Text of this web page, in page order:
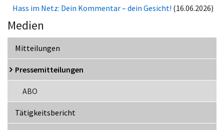
Hass im Netz: Dein Kommentar – dein Gesicht! (16.06.2026)
Medien
Mitteilungen
Pressemitteilungen
ABO
Tätigkeitsbericht